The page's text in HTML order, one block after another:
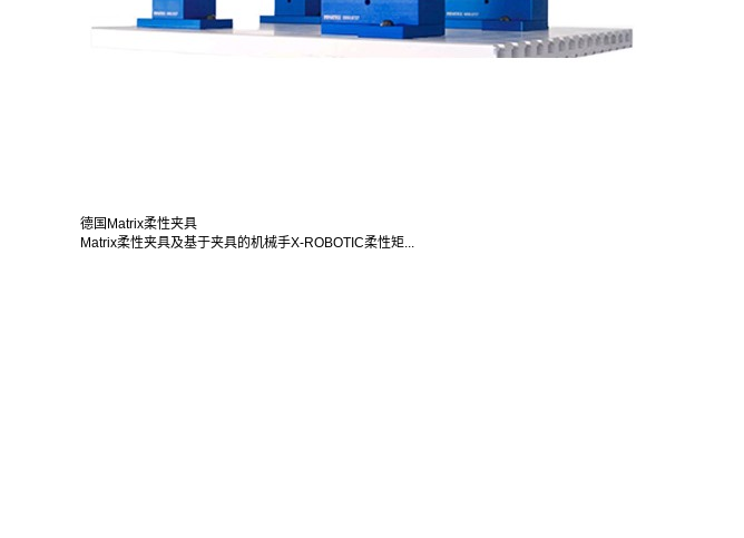
德国Matrix柔性夹具
Matrix柔性夹具及基于夹具的机械手X-ROBOTIC柔性矩...